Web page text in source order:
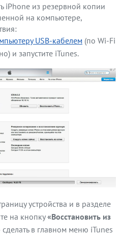
iPhone из резервной копии
на компьютере,
USB-кабелем (по Wi-Fi
и запустите iTunes.
устройства и в разделе
на кнопку«Восстановить из
в главном меню iTunes